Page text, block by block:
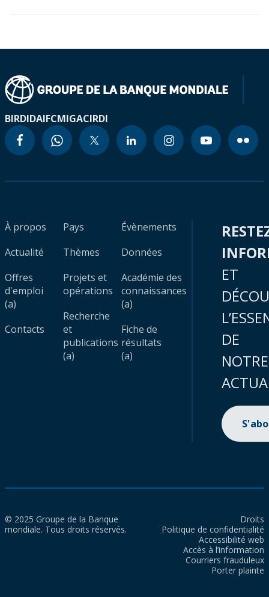
BIRDIDAIFCMIGACIRDI
À propos
Actualité
Offres
d'emploi
(a)
Contacts
Pays
Thèmes
Projets et
opérations
Recherche
et
publications
(a)
Évènements
Données
Académie des
connaissances
(a)
Fiche de
résultats
(a)
ET
DE
NOTRE
© 2025 Groupe de la Banque
mondiale. Tous droits réservés.
Droits
Politique de confidentialité
Accessibilité web
Accès à l’information
Courriers frauduleux
Porter plainte